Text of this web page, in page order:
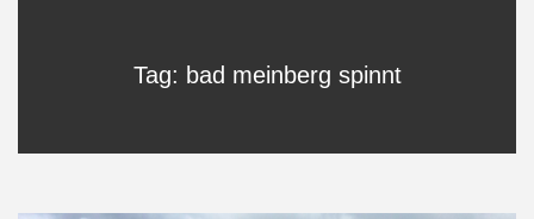
Tag: bad meinberg spinnt